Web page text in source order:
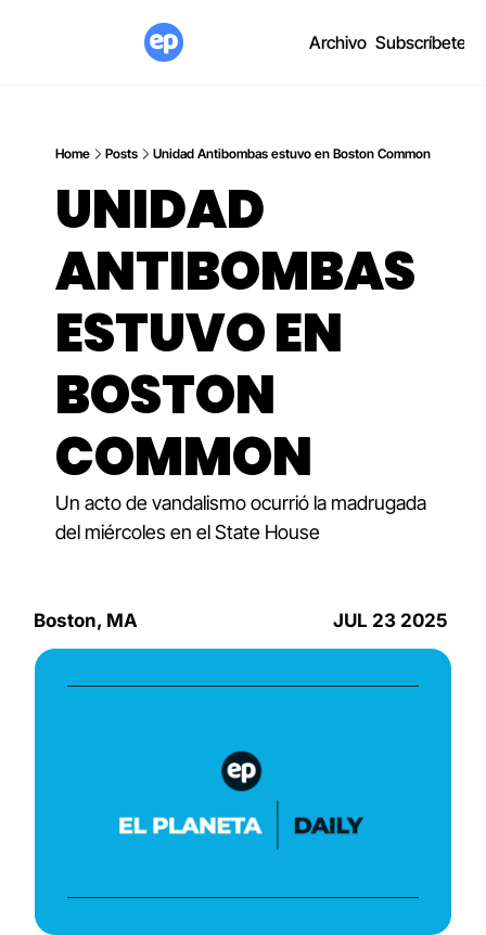
Archivo Subscríbete
Home Posts Unidad Antibombas estuvo en Boston Common
UNIDAD
ANTIBOMBAS
ESTUVO EN
BOSTON
COMMON
Un acto de vandalismo ocurrió la madrugada
del miércoles en el State House
Boston, MA JUL 23 2025